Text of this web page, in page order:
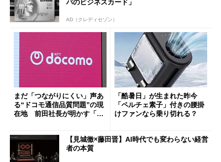
パのビジネスカード」
AD（クレディセゾン）
まだ「つながりにくい」声あ
る“ドコモ通信品質問題”の現
在地 前田社長が明かす「道
「酷暑日」が生まれた昨今
「ペルチェ素子」付きの腰掛
けファンなら乗り切れる？
【見城徹×藤田晋】AI時代でも変わらない経営
者の本質